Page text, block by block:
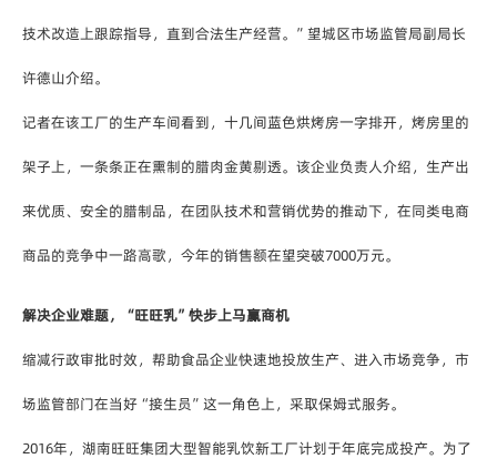
技术改造上跟踪指导，直到合法生产经营。”望城区市场监管局副局长
许德山介绍。
记者在该工厂的生产车间看到，十几间蓝色烘烤房一字排开，烤房里的
架子上，一条条正在熏制的腊肉金黄剔透。该企业负责人介绍，生产出
来优质、安全的腊制品，在团队技术和营销优势的推动下，在同类电商
商品的竞争中一路高歌，今年的销售额在望突破7000万元。
解决企业难题，“旺旺乳”快步上马赢商机
缩减行政审批时效，帮助食品企业快速地投放生产、进入市场竞争，市
场监管部门在当好“接生员”这一角色上，采取保姆式服务。
2016年，湖南旺旺集团大型智能乳饮新工厂计划于年底完成投产。为了